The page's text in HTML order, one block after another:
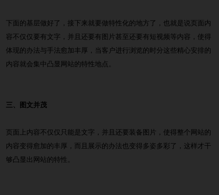
下面的基层做好了，接下来就要做特性化的地方了，也就是说页面内
容不仅仅要有文字，并且还要有图片甚至还要有短视频等内容，使得
体现的办法与手法愈加丰厚，当客户进行浏览的时分这些精心安排的
内容就会集中凸显网站的特性地点。
三、图文并茂
页面上内容不仅仅只能是文字，并且还要装备图片，使得整个网站的
内容变得愈加的丰厚，而且展示的办法也变得多姿多彩了，这样才干
够凸显出网站的特性。